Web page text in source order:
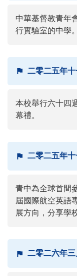
中華基督教青年
行實驗室的中學。
二零二五年
本校舉行六十四
幕禮。
二零二五年十
青中為全球首間
屆國際航空英語
展方向，分享學
二零二六年三